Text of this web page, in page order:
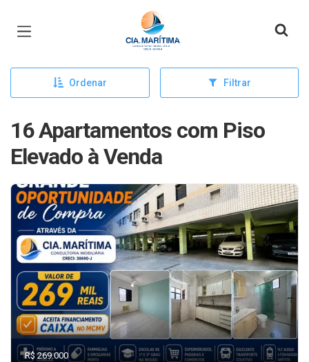
Página inicial
Ordenar Filtrar
16 Apartamentos com Piso
Elevado à Venda
R$ 269.000